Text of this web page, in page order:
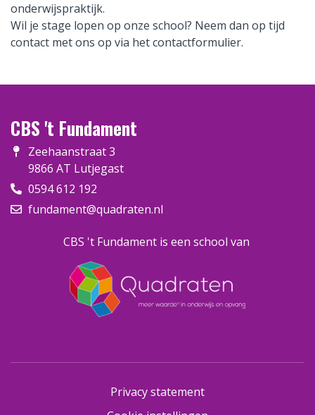
onderwijspraktijk.
Wil je stage lopen op onze school? Neem dan op tijd
contact met ons op via het contactformulier.
CBS 't Fundament
Zeehaanstraat 3
9866 AT Lutjegast
0594 612 192
fundament@quadraten.nl
CBS 't Fundament is een school van
Privacy statement